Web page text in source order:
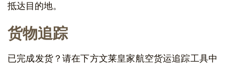
抵达目的地。
货物追踪
已完成发货？请在下方文莱皇家航空货运追踪工具中